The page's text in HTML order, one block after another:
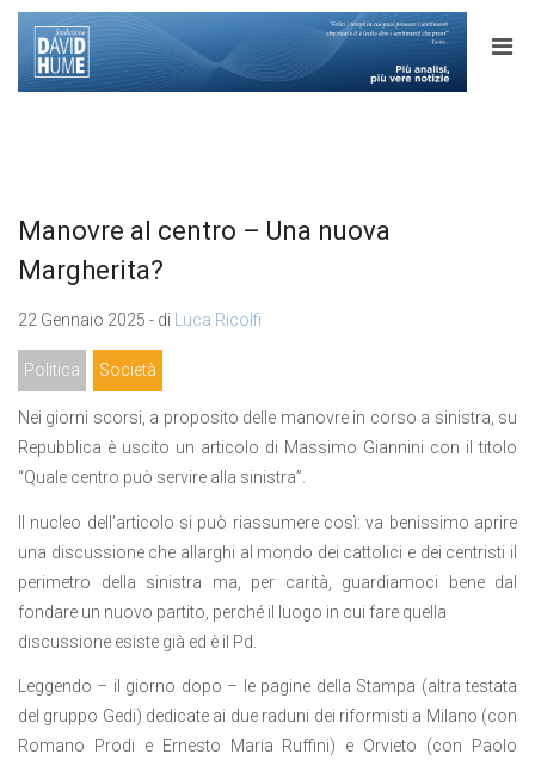
Manovre al centro – Una nuova
Margherita?
22 Gennaio 2025 - di Luca Ricolfi
Politica Società
Nei giorni scorsi, a proposito delle manovre in corso a sinistra, su
Repubblica è uscito un articolo di Massimo Giannini con il titolo
“Quale centro può servire alla sinistra”.
Il nucleo dell’articolo si può riassumere così: va benissimo aprire
una discussione che allarghi al mondo dei cattolici e dei centristi il
perimetro della sinistra ma, per carità, guardiamoci bene dal
fondare un nuovo partito, perché il luogo in cui fare quella
discussione esiste già ed è il Pd.
Leggendo – il giorno dopo – le pagine della Stampa (altra testata
del gruppo Gedi) dedicate ai due raduni dei riformisti a Milano (con
Romano Prodi e Ernesto Maria Ruffini) e Orvieto (con Paolo